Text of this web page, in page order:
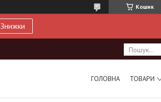
Кошик
Знижки
ГОЛОВНА ТОВАРИ